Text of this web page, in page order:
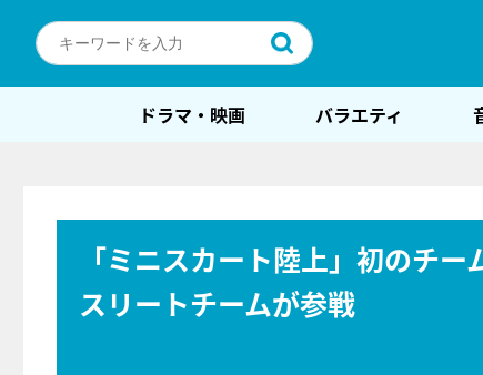
ドラマ・映画 バラエティ
「ミニスカート陸上」初のチ
スリートチームが参戦